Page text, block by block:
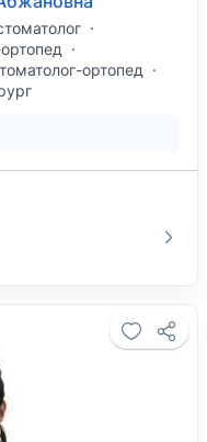
ортопед